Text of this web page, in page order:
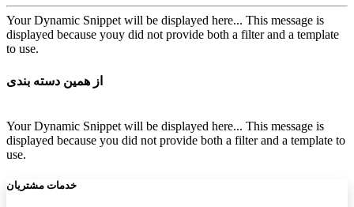
Your Dynamic Snippet will be displayed here... This message is
displayed because youy did not provide both a filter and a template
to use.
از همین دسته بندی
Your Dynamic Snippet will be displayed here... This message is
displayed because you did not provide both a filter and a template to
use.
خدمات مشتریان